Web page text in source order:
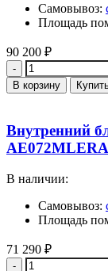
Самовывоз:
Площадь
90 200 ₽
Количество
В корзину
Внутренний
AE072MLERA
В наличии:
Самовывоз:
Площадь
71 290 ₽
Количество